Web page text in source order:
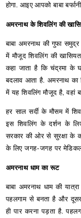
होगा. आइए आपको बाबा
अमरनाथ के शिवलिंग की
बाबा अमरनाथ की गुफा
में मौजूद शिवलिंग की
कहा जाता है कि चंद्रमा
बदलाव आता है. अमरनाथ का
में यह शिवलिंग मौजूद है, वहां
हर साल सर्दी के मौसम में
इस शिवलिंग के दर्शन के
सरकार की ओर से सुरक्षा के
के लिए जगह-जगह पर
अमरनाथ धाम का रूट
बाबा अमरनाथ धाम की
पहलगाम से बनता है और
ही पार करना पड़ता है.